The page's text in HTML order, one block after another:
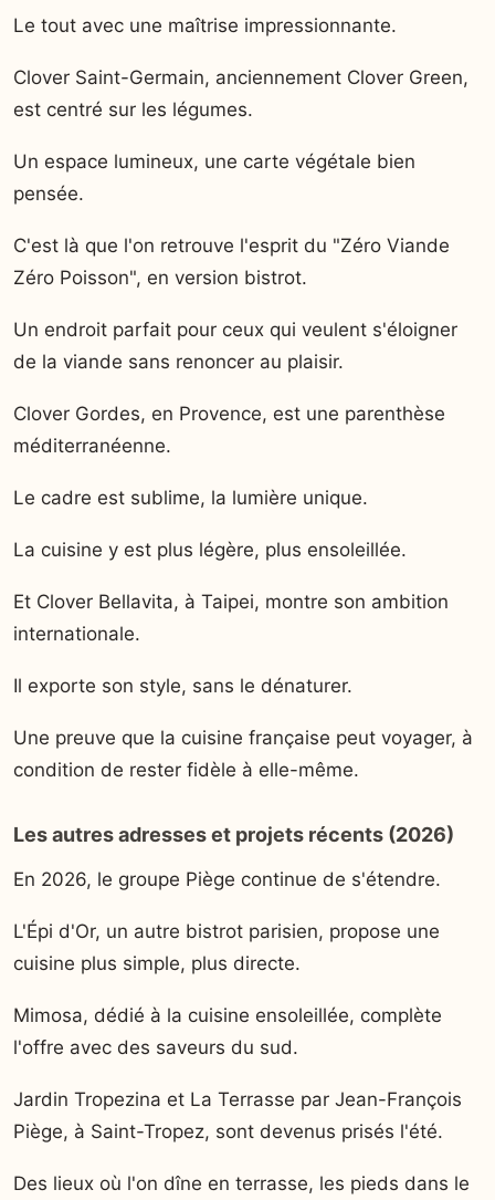
Le tout avec une maîtrise impressionnante.
Clover Saint-Germain, anciennement Clover Green,
est centré sur les légumes.
Un espace lumineux, une carte végétale bien
pensée.
C'est là que l'on retrouve l'esprit du "Zéro Viande
Zéro Poisson", en version bistrot.
Un endroit parfait pour ceux qui veulent s'éloigner
de la viande sans renoncer au plaisir.
Clover Gordes, en Provence, est une parenthèse
méditerranéenne.
Le cadre est sublime, la lumière unique.
La cuisine y est plus légère, plus ensoleillée.
Et Clover Bellavita, à Taipei, montre son ambition
internationale.
Il exporte son style, sans le dénaturer.
Une preuve que la cuisine française peut voyager, à
condition de rester fidèle à elle-même.
Les autres adresses et projets récents (2026)
En 2026, le groupe Piège continue de s'étendre.
L'Épi d'Or, un autre bistrot parisien, propose une
cuisine plus simple, plus directe.
Mimosa, dédié à la cuisine ensoleillée, complète
l'offre avec des saveurs du sud.
Jardin Tropezina et La Terrasse par Jean-François
Piège, à Saint-Tropez, sont devenus prisés l'été.
Des lieux où l'on dîne en terrasse, les pieds dans le